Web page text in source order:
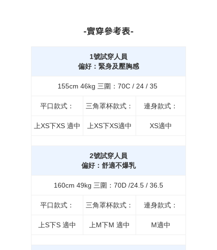
-實穿參考表-
1號試穿人員
偏好：緊身及壓胸感
155cm 46kg 三圍：70C / 24 / 35
平口款式： 三角罩杯款式： 連身款式：
上XS下XS 適中 上XS下XS適中 XS適中
2號試穿人員
偏好：舒適不爆乳
160cm 49kg 三圍：70D /24.5 / 36.5
平口款式： 三角罩杯款式： 連身款式：
上S下S 適中 上M下M 適中 M適中